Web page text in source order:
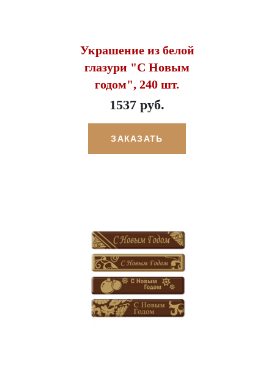
Украшение из белой
глазури "С Новым
годом", 240 шт.
1537 руб.
ЗАКАЗАТЬ